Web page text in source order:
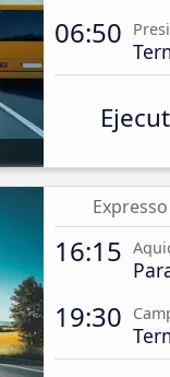
06:50
16:15
19:30